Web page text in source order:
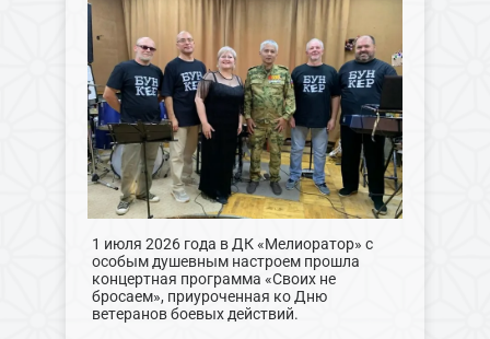
1 июля 2026 года в ДК «Мелиоратор» с
особым душевным настроем прошла
концертная программа «Своих не
бросаем», приуроченная ко Дню
ветеранов боевых действий.